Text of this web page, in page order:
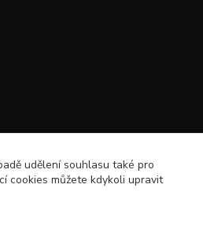
udělení souhlasu také pro
cookies můžete kdykoli upravit